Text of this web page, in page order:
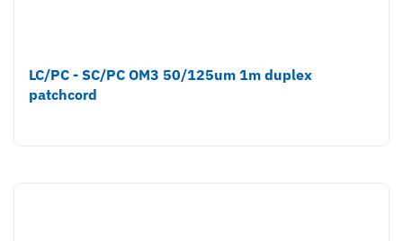
LC/PC - SC/PC OM3 50/125um 1m duplex
patchcord